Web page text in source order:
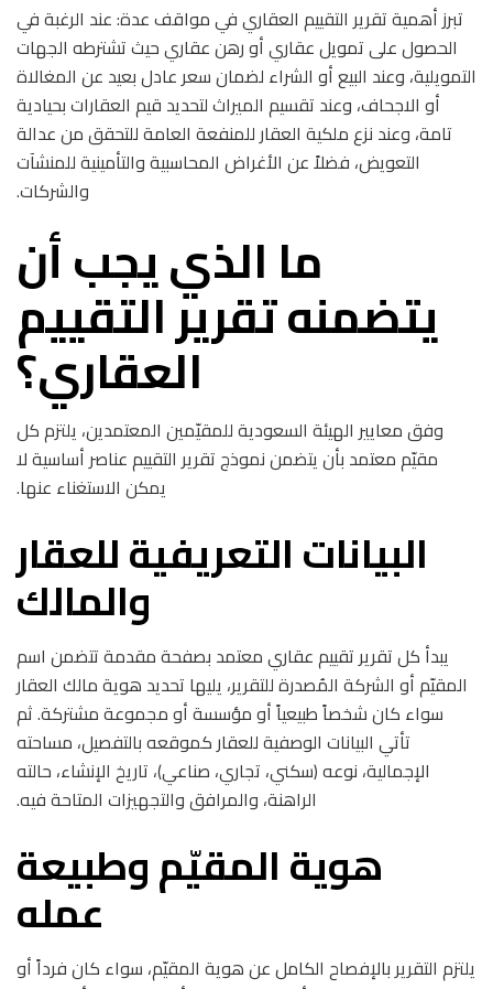
تبرز أهمية تقرير التقييم العقاري في مواقف عدة: عند الرغبة في
الحصول على تمويل عقاري أو رهن عقاري حيث تشترطه الجهات
التمويلية، وعند البيع أو الشراء لضمان سعر عادل بعيد عن المغالاة
أو الاجحاف، وعند تقسيم الميراث لتحديد قيم العقارات بحيادية
تامة، وعند نزع ملكية العقار للمنفعة العامة للتحقق من عدالة
التعويض، فضلاً عن الأغراض المحاسبية والتأمينية للمنشآت
والشركات.
ما الذي يجب أن
يتضمنه تقرير التقييم
العقاري؟
وفق معايير الهيئة السعودية للمقيّمين المعتمدين، يلتزم كل
مقيّم معتمد بأن يتضمن نموذج تقرير التقييم عناصر أساسية لا
يمكن الاستغناء عنها.
البيانات التعريفية للعقار
والمالك
يبدأ كل تقرير تقييم عقاري معتمد بصفحة مقدمة تتضمن اسم
المقيّم أو الشركة المُصدرة للتقرير، يليها تحديد هوية مالك العقار
سواء كان شخصاً طبيعياً أو مؤسسة أو مجموعة مشتركة. ثم
تأتي البيانات الوصفية للعقار كموقعه بالتفصيل، مساحته
الإجمالية، نوعه (سكني، تجاري، صناعي)، تاريخ الإنشاء، حالته
الراهنة، والمرافق والتجهيزات المتاحة فيه.
هوية المقيّم وطبيعة
عمله
يلتزم التقرير بالإفصاح الكامل عن هوية المقيّم، سواء كان فرداً أو